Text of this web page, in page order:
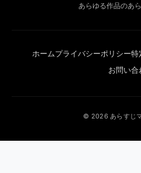
あらゆる作品のあ
ホームプライバシーポリシー特
お問い合
© 2026 あらすじ